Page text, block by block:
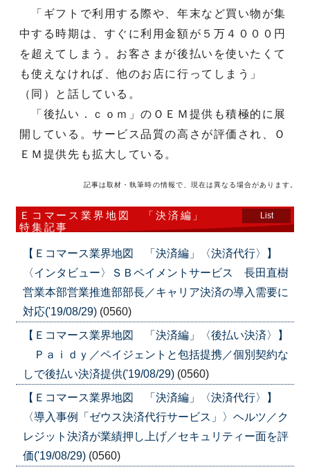
「ギフトで利用する際や、年末など買い物が集
中する時期は、すぐに利用金額が５万４０００円
を超えてしまう。お客さまが後払いを使いたくて
も使えなければ、他のお店に行ってしまう」
（同）と話している。
「後払い．ｃｏｍ」のＯＥＭ提供も積極的に展
開している。サービス品質の高さが評価され、Ｏ
ＥＭ提供先も拡大している。
記事は取材・執筆時の情報で、現在は異なる場合があります。
Ｅコマース業界地図 「決済編」
特集記事
List
【Ｅコマース業界地図 「決済編」〈決済代行〉】
〈インタビュー〉ＳＢペイメントサービス 長田直樹
営業本部営業推進部部長／キャリア決済の導入需要に
対応('19/08/29) (0560)
【Ｅコマース業界地図 「決済編」〈後払い決済〉】
Ｐａｉｄｙ／ペイジェントと包括提携／個別契約な
しで後払い決済提供('19/08/29) (0560)
【Ｅコマース業界地図 「決済編」〈決済代行〉】
〈導入事例「ゼウス決済代行サービス」〉ヘルツ／ク
レジット決済が業績押し上げ／セキュリティー面を評
価('19/08/29) (0560)